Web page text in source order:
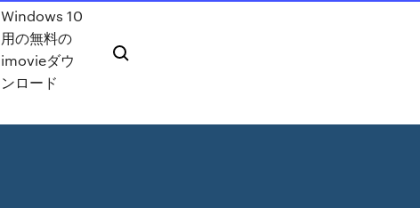
Windows 10
用の無料の
imovieダウ
ンロード